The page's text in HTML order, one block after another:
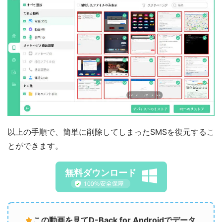
以上の手順で、簡単に削除してしまったSMSを復元するこ
とができます。
無料ダウンロード
この動画を見てD-Back for Androidでデータ